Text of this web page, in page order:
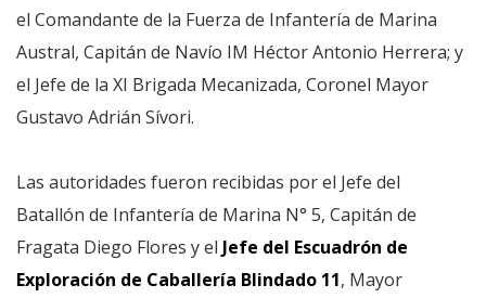
el Comandante de la Fuerza de Infantería de Marina
Austral, Capitán de Navío IM Héctor Antonio Herrera; y
el Jefe de la XI Brigada Mecanizada, Coronel Mayor
Gustavo Adrián Sívori.
Las autoridades fueron recibidas por el Jefe del
Batallón de Infantería de Marina N° 5, Capitán de
Fragata Diego Flores y el Jefe del Escuadrón de
Exploración de Caballería Blindado 11, Mayor